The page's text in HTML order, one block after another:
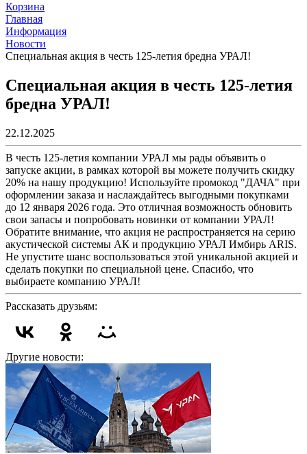
Корзина
Главная
Информация
Новости
Специальная акция в честь 125-летия бредна УРАЛ!
Специальная акция в честь 125-летия
бредна УРАЛ!
22.12.2025
В честь 125-летия компании УРАЛ мы рады объявить о
запуске акции, в рамках которой вы можете получить скидку
20% на нашу продукцию! Используйте промокод "ДАЧА" при
оформлении заказа и наслаждайтесь выгодными покупками
до 12 января 2026 года. Это отличная возможность обновить
свои запасы и попробовать новинки от компании УРАЛ!
Обратите внимание, что акция не распространяется на серию
акустической системы АК и продукцию УРАЛ Имбирь ARIS.
Не упустите шанс воспользоваться этой уникальной акцией и
сделать покупки по специальной цене. Спасибо, что
выбираете компанию УРАЛ!
Рассказать друзьям:
Другие новости: